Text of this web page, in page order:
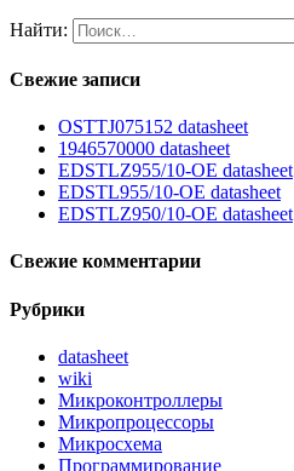
Найти:
Свежие записи
OSTTJ075152 datasheet
1946570000 datasheet
EDSTLZ955/10-OE datasheet
EDSTL955/10-OE datasheet
EDSTLZ950/10-OE datasheet
Свежие комментарии
Рубрики
datasheet
wiki
Микроконтроллеры
Микропроцессоры
Микросхема
Программирование